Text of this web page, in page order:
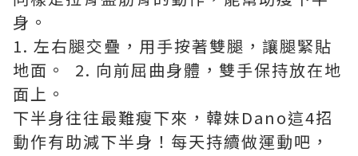
身。
1. 左右腿交疊，用手按著雙腿，讓腿緊貼
地面。 2. 向前屈曲身體，雙手保持放在地
面上。
下半身往往最難瘦下來，韓妹Dano這4招
動作有助減下半身！每天持續做運動吧，